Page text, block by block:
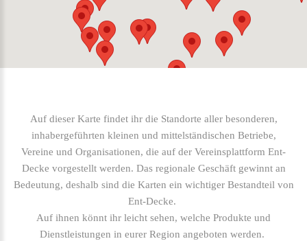
Auf dieser Karte findet ihr die Standorte aller besonderen,
inhabergeführten kleinen und mittelständischen Betriebe,
Vereine und Organisationen, die auf der Vereinsplattform Ent-
Decke vorgestellt werden. Das regionale Geschäft gewinnt an
Bedeutung, deshalb sind die Karten ein wichtiger Bestandteil von
Ent-Decke.
Auf ihnen könnt ihr leicht sehen, welche Produkte und
Dienstleistungen in eurer Region angeboten werden.